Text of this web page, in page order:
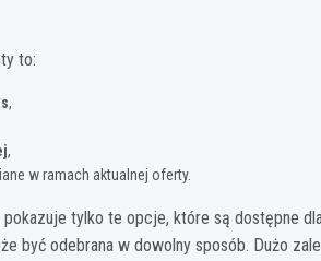
to:
,
,
w ramach aktualnej oferty.
tylko te opcje, które są dostępne
być odebrana w dowolny sposób. Dużo